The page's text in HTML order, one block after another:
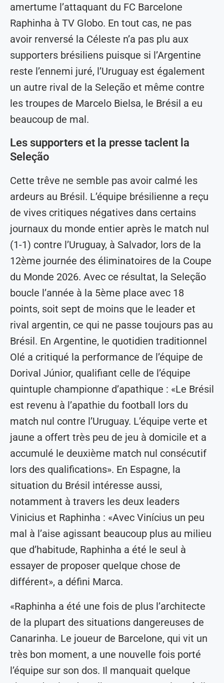
amertume l’attaquant du FC Barcelone
Raphinha à TV Globo. En tout cas, ne pas
avoir renversé la Céleste n’a pas plu aux
supporters brésiliens puisque si l’Argentine
reste l’ennemi juré, l’Uruguay est également
un autre rival de la Seleção et même contre
les troupes de Marcelo Bielsa, le Brésil a eu
beaucoup de mal.
Les supporters et la presse taclent la
Seleção
Cette trêve ne semble pas avoir calmé les
ardeurs au Brésil. L’équipe brésilienne a reçu
de vives critiques négatives dans certains
journaux du monde entier après le match nul
(1-1) contre l’Uruguay, à Salvador, lors de la
12ème journée des éliminatoires de la Coupe
du Monde 2026. Avec ce résultat, la Seleção
boucle l’année à la 5ème place avec 18
points, soit sept de moins que le leader et
rival argentin, ce qui ne passe toujours pas au
Brésil. En Argentine, le quotidien traditionnel
Olé a critiqué la performance de l’équipe de
Dorival Júnior, qualifiant celle de l’équipe
quintuple championne d’apathique : «Le Brésil
est revenu à l’apathie du football lors du
match nul contre l’Uruguay. L’équipe verte et
jaune a offert très peu de jeu à domicile et a
accumulé le deuxième match nul consécutif
lors des qualifications». En Espagne, la
situation du Brésil intéresse aussi,
notamment à travers les deux leaders
Vinicius et Raphinha : «Avec Vinícius un peu
mal à l’aise agissant beaucoup plus au milieu
que d’habitude, Raphinha a été le seul à
essayer de proposer quelque chose de
différent», a défini Marca.
«Raphinha a été une fois de plus l’architecte
de la plupart des situations dangereuses de
Canarinha. Le joueur de Barcelone, qui vit un
très bon moment, a une nouvelle fois porté
l’équipe sur son dos. Il manquait quelque